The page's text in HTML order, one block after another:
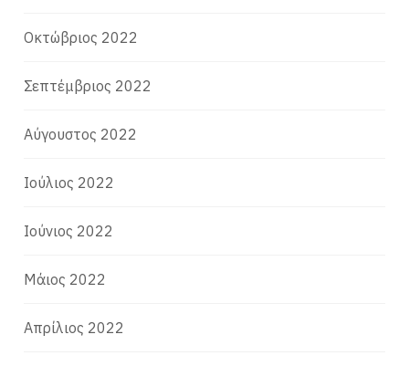
Οκτώβριος 2022
Σεπτέμβριος 2022
Αύγουστος 2022
Ιούλιος 2022
Ιούνιος 2022
Μάιος 2022
Απρίλιος 2022